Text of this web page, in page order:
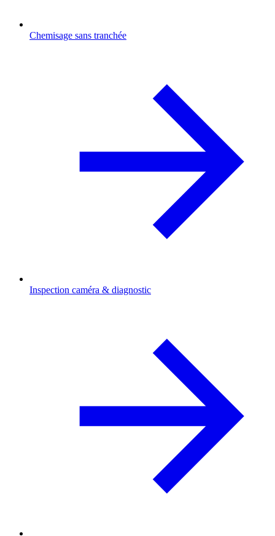
Chemisage sans tranchée
Inspection caméra & diagnostic